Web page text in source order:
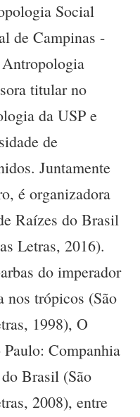
Social
de Campinas -
titular no
da USP e
de
Juntamente
é organizadora
Raízes do Brasil
Letras, 2016).
do imperador
nos trópicos (São
1998), O
Paulo: Companhia
Brasil (São
2008), entre